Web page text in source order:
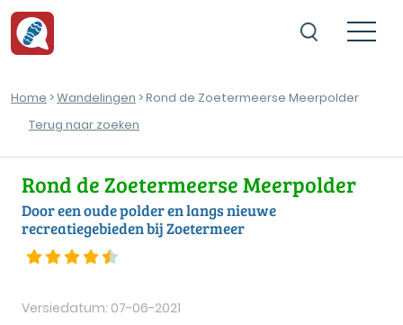
Home >Wandelingen > Rond de Zoetermeerse Meerpolder
Terug naar zoeken
Rond de Zoetermeerse Meerpolder
Door een oude polder en langs nieuwe
recreatiegebieden bij Zoetermeer
Versiedatum: 07-06-2021